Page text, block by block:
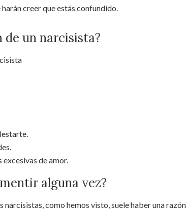
creer que estás confundido.
de un narcisista?
de amor.
alguna vez?
narcisistas, como hemos visto, suele haber una razón